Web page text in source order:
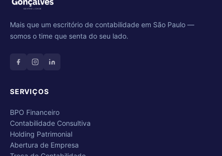
Mais que um escritório de contabilidade em São Paulo —
somos o time que senta do seu lado.
SERVIÇOS
BPO Financeiro
Contabilidade Consultiva
Holding Patrimonial
Abertura de Empresa